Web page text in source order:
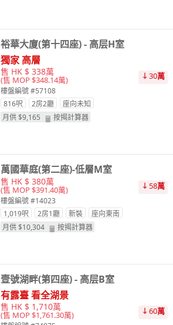
裕華大廈(第十四座) - 高层H室
獨家 高層
售 HK $ 338萬
(售 MOP $348.14萬) 30萬
樓盤編號 #57108
816呎
2房2廳 座向未知
月供 $9,165 按揭計算器
萬國華庭(第二座)-低層M室
售 HK $ 380萬
(售 MOP $391.40萬) 58萬
樓盤編號 #14023
1,019呎
2房1廳 新裝 座向東南
月供 $10,304 按揭計算器
壹號湖畔(第四座) - 高层B室
有露臺 看全湖景
售 HK $ 1,710萬
(售 MOP $1,761.30萬) 60萬